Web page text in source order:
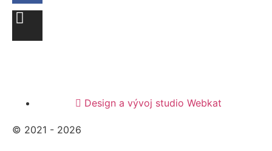
© 2021 - 2026
Design a vývoj studio Webkat